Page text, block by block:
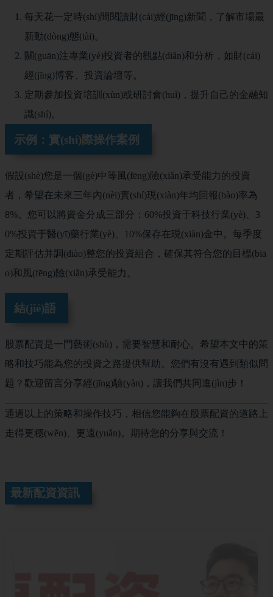
每天花一定時(shí)間閱讀財(cái)經(jīng)新聞，了解市場最
新動(dòng)態(tài)。
關(guān)注專業(yè)投資者的觀點(diǎn)和分析，如財(cái)
經(jīng)博客、投資論壇等。
定期參加投資培訓(xùn)或研討會(huì)，提升自己的金融知
識(shí)。
示例：實(shí)際操作案例
假設(shè)您是一個(gè)中等風(fēng)險(xiǎn)承受能力的投資
者，希望在未來三年內(nèi)實(shí)現(xiàn)年均回報(bào)率為
8%。您可以將資金分成三部分：60%投資于科技行業(yè)、3
0%投資于醫(yī)藥行業(yè)、10%保存在現(xiàn)金中。每季度
定期評估并調(diào)整您的投資組合，確保其符合您的目標(biā
o)和風(fēng)險(xiǎn)承受能力。
結(jié)語
股票配資是一門藝術(shù)，需要智慧和耐心。希望本文中的策
略和技巧能為您的投資之路提供幫助。您們有沒有遇到類似問
題？歡迎留言分享經(jīng)驗(yàn)，讓我們共同進(jìn)步！
通過以上的策略和操作技巧，相信您能夠在股票配資的道路上
走得更穩(wěn)、更遠(yuǎn)。期待您的分享與交流！
最新配資資訊